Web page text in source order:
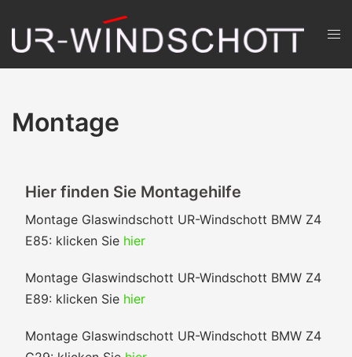
Inhalt
springen
Montage
Hier finden Sie Montagehilfe
Montage Glaswindschott UR-Windschott BMW Z4
E85: klicken Sie hier
Montage Glaswindschott UR-Windschott BMW Z4
E89: klicken Sie hier
Montage Glaswindschott UR-Windschott BMW Z4